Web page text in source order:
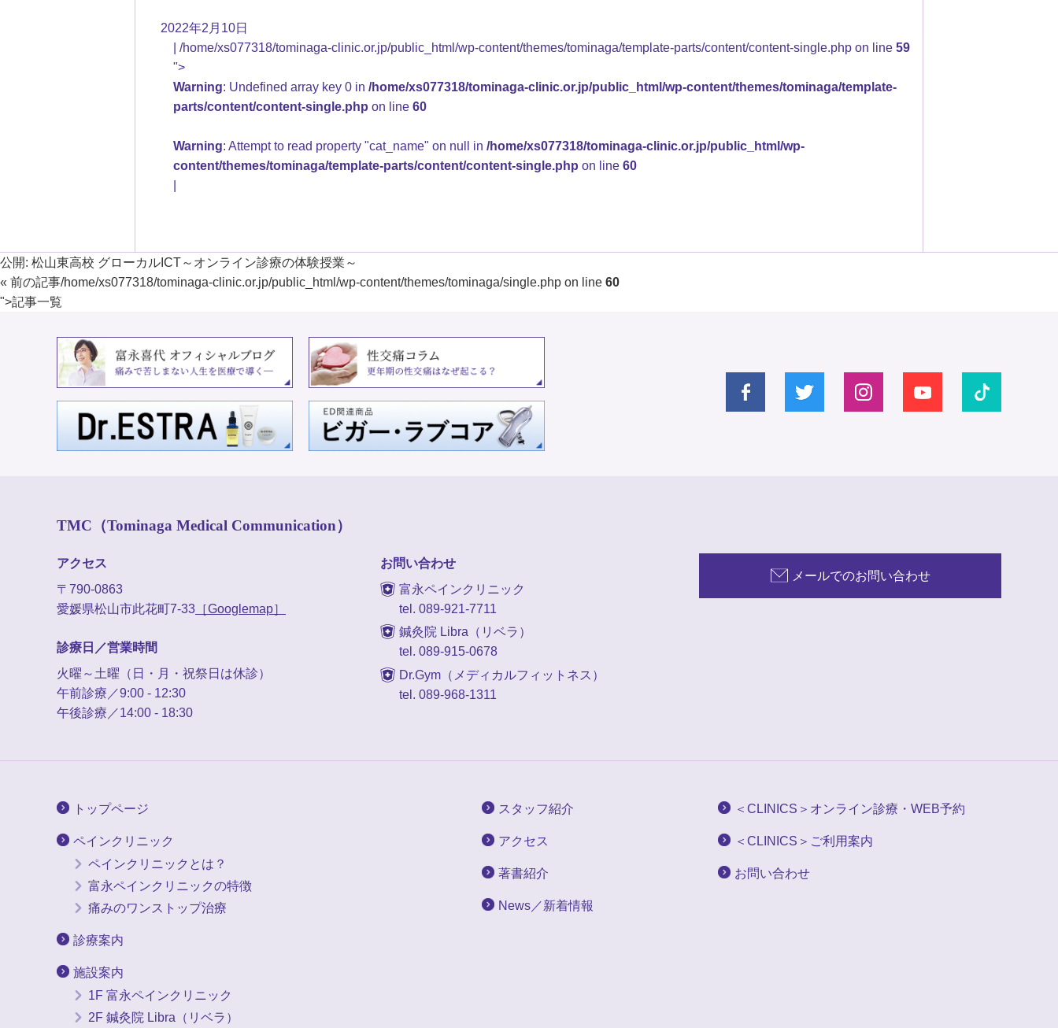
2022年2月10日
/home/xs077318/tominaga-clinic.or.jp/public_html/wp-content/themes/tominaga/template-parts/content/content-single.php on line 59
">
Warning: Undefined array key 0 in /home/xs077318/tominaga-clinic.or.jp/public_html/wp-content/themes/tominaga/template-
parts/content/content-single.php on line 60
Warning: Attempt to read property "cat_name" on null in /home/xs077318/tominaga-clinic.or.jp/public_html/wp-
content/themes/tominaga/template-parts/content/content-single.php on line 60
公開: 松山東高校 グローカルICT～オンライン診療の体験授業～
« 前の記事/home/xs077318/tominaga-clinic.or.jp/public_html/wp-content/themes/tominaga/single.php on line 60
">記事一覧
TMC（Tominaga Medical Communication）
アクセス
〒790-0863
愛媛県松山市此花町7-33 ［Googlemap］
診療日／営業時間
火曜～土曜（日・月・祝祭日は休診）
午前診療／9:00 - 12:30
午後診療／14:00 - 18:30
お問い合わせ
富永ペインクリニック
tel. 089-921-7711
鍼灸院 Libra（リベラ）
tel. 089-915-0678
Dr.Gym（メディカルフィットネス）
tel. 089-968-1311
メールでのお問い合わせ
トップページ
ペインクリニック
ペインクリニックとは？
富永ペインクリニックの特徴
痛みのワンストップ治療
診療案内
施設案内
1F 富永ペインクリニック
2F 鍼灸院 Libra（リベラ）
スタッフ紹介
アクセス
著書紹介
News／新着情報
＜CLINICS＞オンライン診療・WEB予約
＜CLINICS＞ご利用案内
お問い合わせ